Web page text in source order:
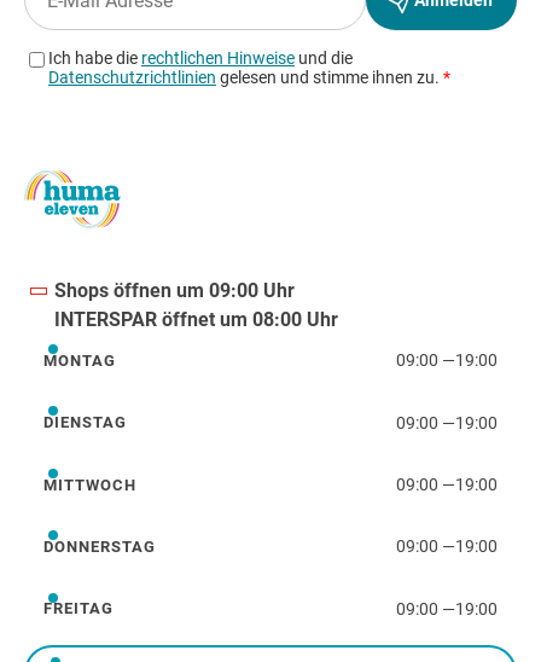
Shops öffnen um 09:00 Uhr
INTERSPAR öffnet um 08:00 Uhr
Montag
MONTAG 09:00 —19:00
Dienstag
DIENSTAG 09:00 —19:00
Mittwoch
MITTWOCH 09:00 —19:00
Donnerstag
DONNERSTAG 09:00 —19:00
Freitag
FREITAG 09:00 —19:00